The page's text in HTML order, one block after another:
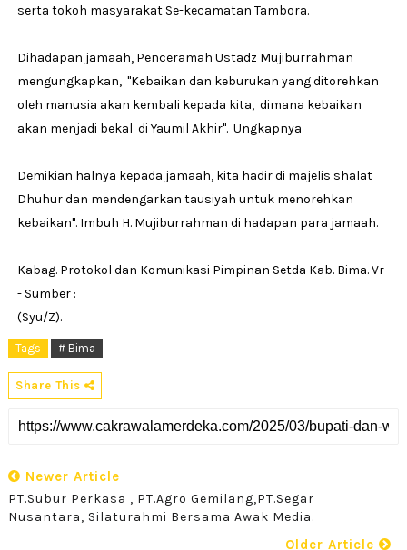
serta tokoh masyarakat Se-kecamatan Tambora.
Dihadapan jamaah, Penceramah Ustadz Mujiburrahman
mengungkapkan, "Kebaikan dan keburukan yang ditorehkan
oleh manusia akan kembali kepada kita, dimana kebaikan
akan menjadi bekal di Yaumil Akhir". Ungkapnya
Demikian halnya kepada jamaah, kita hadir di majelis shalat
Dhuhur dan mendengarkan tausiyah untuk menorehkan
kebaikan". Imbuh H. Mujiburrahman di hadapan para jamaah.
Kabag. Protokol dan Komunikasi Pimpinan Setda Kab. Bima. Vr
- Sumber :
(Syu/Z).
Tags # Bima
Share This
Newer Article
PT.Subur Perkasa , PT.Agro Gemilang,PT.Segar
Nusantara, Silaturahmi Bersama Awak Media.
Older Article